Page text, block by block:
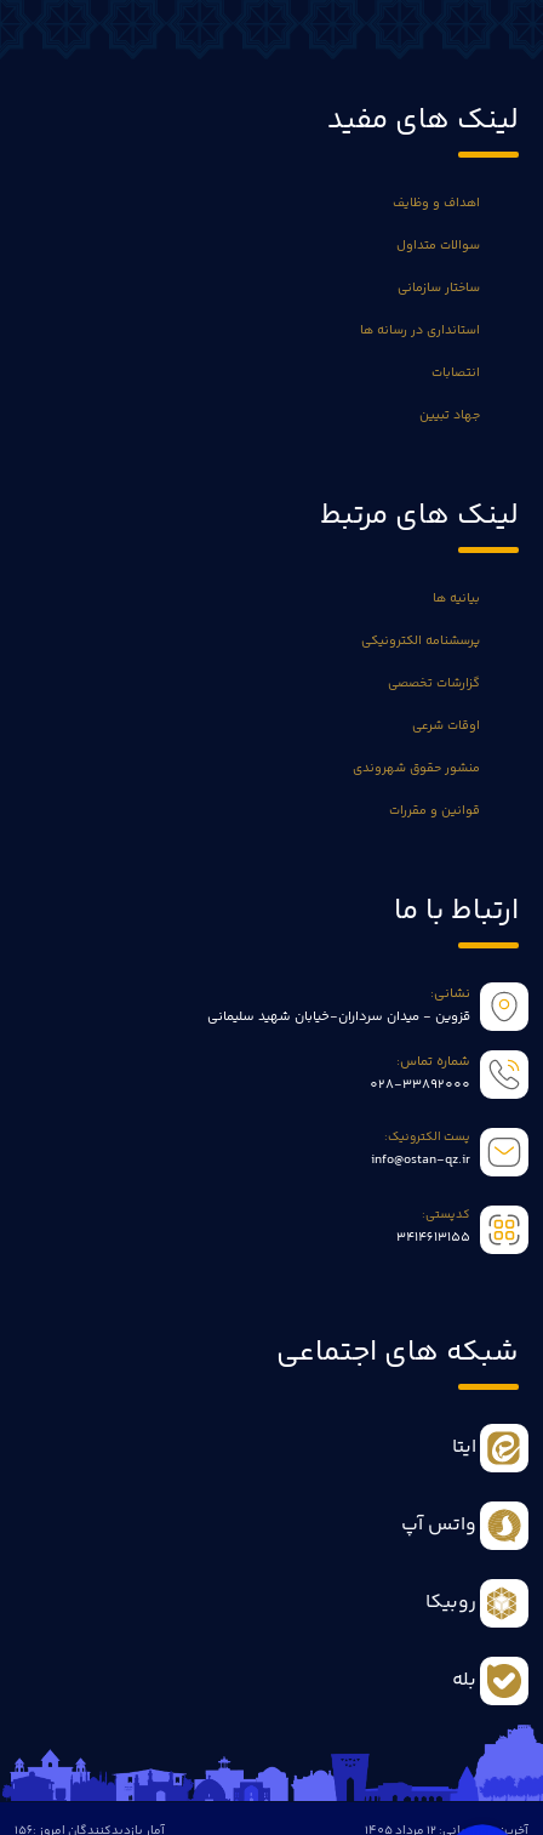
لینک های مفید
اهداف و وظایف
سوالات متداول
ساختار سازمانی
استانداری در رسانه ها
انتصابات
جهاد تبیین
لینک های مرتبط
بیانیه ها
پرسشنامه الکترونیکی
گزارشات تخصصی
اوقات شرعی
منشور حقوق شهروندی
قوانین و مقررات
ارتباط با ما
نشانی:
قزوین - میدان سرداران-خیابان شهید سلیمانی
شماره تماس:
028-33892000
پست الکترونیک:
info@ostan-qz.ir
کدپستی:
3414613155
شبکه های اجتماعی
ایتا
واتس آپ
روبیکا
بله